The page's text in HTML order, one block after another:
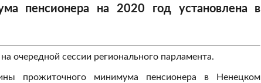
пенсионера на 2020 год установлена в
очередной сессии регионального парламента.
прожиточного минимума пенсионера в Ненецком